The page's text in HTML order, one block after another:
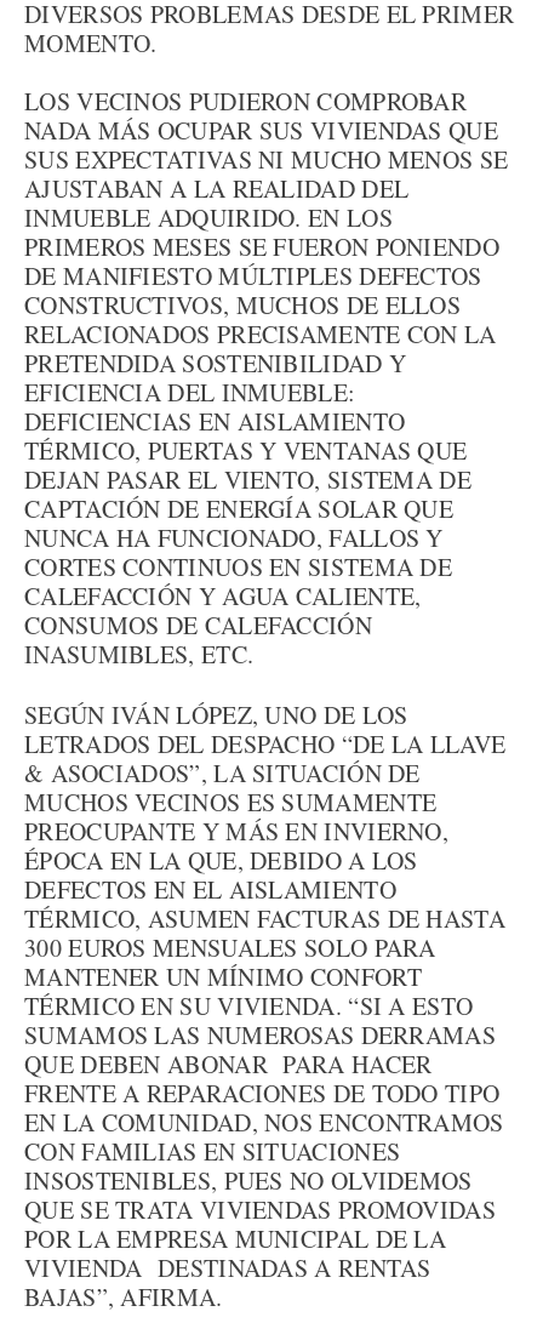
DIVERSOS PROBLEMAS DESDE EL PRIMER
MOMENTO.
LOS VECINOS PUDIERON COMPROBAR
NADA MÁS OCUPAR SUS VIVIENDAS QUE
SUS EXPECTATIVAS NI MUCHO MENOS SE
AJUSTABAN A LA REALIDAD DEL
INMUEBLE ADQUIRIDO. EN LOS
PRIMEROS MESES SE FUERON PONIENDO
DE MANIFIESTO MÚLTIPLES DEFECTOS
CONSTRUCTIVOS, MUCHOS DE ELLOS
RELACIONADOS PRECISAMENTE CON LA
PRETENDIDA SOSTENIBILIDAD Y
EFICIENCIA DEL INMUEBLE:
DEFICIENCIAS EN AISLAMIENTO
TÉRMICO, PUERTAS Y VENTANAS QUE
DEJAN PASAR EL VIENTO, SISTEMA DE
CAPTACIÓN DE ENERGÍA SOLAR QUE
NUNCA HA FUNCIONADO, FALLOS Y
CORTES CONTINUOS EN SISTEMA DE
CALEFACCIÓN Y AGUA CALIENTE,
CONSUMOS DE CALEFACCIÓN
INASUMIBLES, ETC.
SEGÚN IVÁN LÓPEZ, UNO DE LOS
LETRADOS DEL DESPACHO “DE LA LLAVE
& ASOCIADOS”, LA SITUACIÓN DE
MUCHOS VECINOS ES SUMAMENTE
PREOCUPANTE Y MÁS EN INVIERNO,
ÉPOCA EN LA QUE, DEBIDO A LOS
DEFECTOS EN EL AISLAMIENTO
TÉRMICO, ASUMEN FACTURAS DE HASTA
300 EUROS MENSUALES SOLO PARA
MANTENER UN MÍNIMO CONFORT
TÉRMICO EN SU VIVIENDA. “SI A ESTO
SUMAMOS LAS NUMEROSAS DERRAMAS
QUE DEBEN ABONAR PARA HACER
FRENTE A REPARACIONES DE TODO TIPO
EN LA COMUNIDAD, NOS ENCONTRAMOS
CON FAMILIAS EN SITUACIONES
INSOSTENIBLES, PUES NO OLVIDEMOS
QUE SE TRATA VIVIENDAS PROMOVIDAS
POR LA EMPRESA MUNICIPAL DE LA
VIVIENDA DESTINADAS A RENTAS
BAJAS”, AFIRMA.